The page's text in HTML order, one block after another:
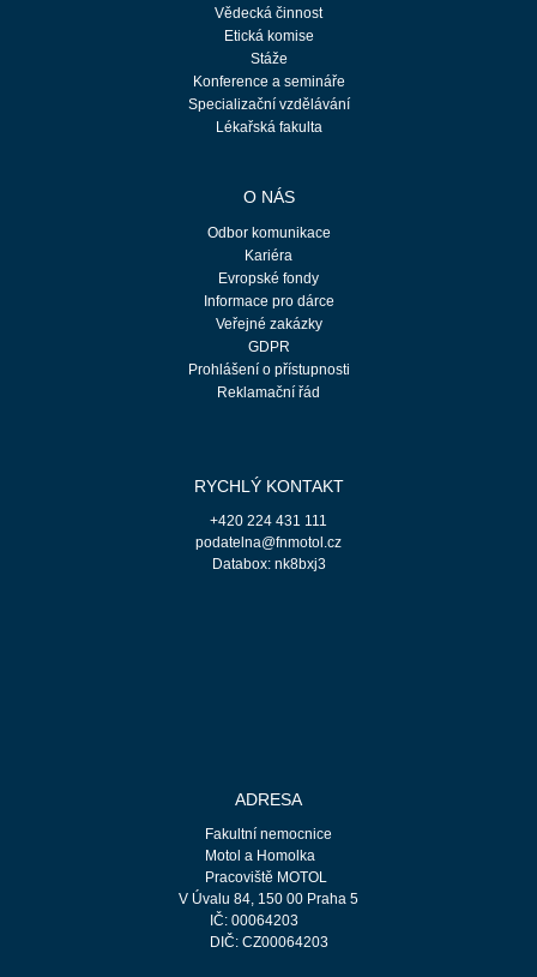
Vědecká činnost
Etická komise
Stáže
Konference a semináře
Specializační vzdělávání
Lékařská fakulta
O NÁS
Odbor komunikace
Kariéra
Evropské fondy
Informace pro dárce
Veřejné zakázky
GDPR
Prohlášení o přístupnosti
Reklamační řád
RYCHLÝ KONTAKT
+420 224 431 111
podatelna@fnmotol.cz
Databox: nk8bxj3
ADRESA
Fakultní nemocnice
Motol a Homolka
Pracoviště MOTOL
V Úvalu 84, 150 00 Praha 5
IČ: 00064203
DIČ: CZ00064203